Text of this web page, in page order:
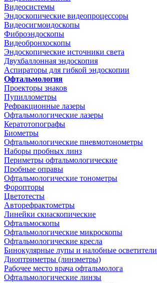
Видеосистемы
Эндоскопические видеопроцессоры
Видеосигмоидоскопы
Фиброэндоскопы
Видеобронхоскопы
Эндоскопические источники света
Двухбаллонная эндоскопия
Аспираторы для гибкой эндоскопии
Офтальмология
Проекторы знаков
Пупиллометры
Рефракционные лазеры
Офтальмологические лазеры
Кератотопографы
Биометры
Офтальмологические пневмотонометры
Наборы пробных линз
Периметры офтальмологические
Пробные оправы
Офтальмологические тонометры
Форопторы
Цветотесты
Авторефрактометры
Линейки скиаскопические
Офтальмоскопы
Офтальмологические микроскопы
Офтальмологические кресла
Бинокулярные лупы и налобные осветители
Диоптриметры (линзметры)
Рабочее место врача офтальмолога
Офтальмологические линзы